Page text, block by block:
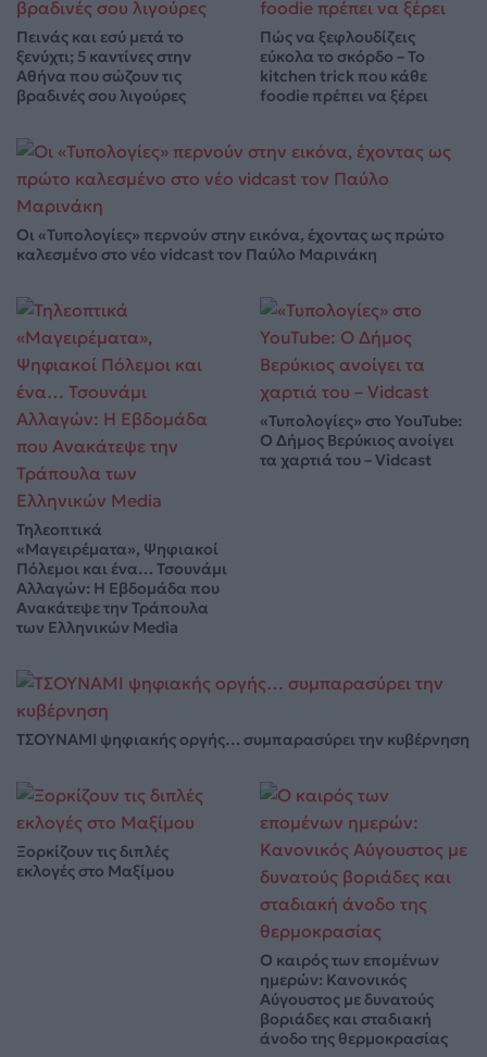
Πεινάς και εσύ μετά το
ξενύχτι; 5 καντίνες στην
Αθήνα που σώζουν τις
βραδινές σου λιγούρες
Πώς να ξεφλουδίζεις
εύκολα το σκόρδο – Το
kitchen trick που κάθε
foodie πρέπει να ξέρει
Οι «Τυπολογίες» περνούν στην εικόνα, έχοντας ως πρώτο
καλεσμένο στο νέο vidcast τον Παύλο Μαρινάκη
Τηλεοπτικά
«Μαγειρέματα», Ψηφιακοί
Πόλεμοι και ένα… Τσουνάμι
Αλλαγών: Η Εβδομάδα που
Ανακάτεψε την Τράπουλα
των Ελληνικών Media
«Τυπολογίες» στο YouTube:
Ο Δήμος Βερύκιος ανοίγει
τα χαρτιά του – Vidcast
ΤΣΟΥΝΑΜΙ ψηφιακής οργής… συμπαρασύρει την κυβέρνηση
Ξορκίζουν τις διπλές
εκλογές στο Μαξίμου
Ο καιρός των επομένων
ημερών: Κανονικός
Αύγουστος με δυνατούς
βοριάδες και σταδιακή
άνοδο της θερμοκρασίας